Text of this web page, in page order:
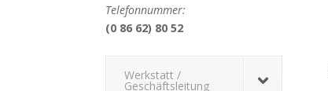
Telefonnummer:
(0 86 62) 80 52
Werkstatt /
Geschäftsleitung